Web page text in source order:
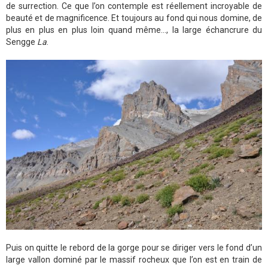
de surrection. Ce que l’on contemple est réellement incroyable de
beauté et de magnificence. Et toujours au fond qui nous domine, de
plus en plus en plus loin quand même…, la large échancrure du
Sengge La
Puis on quitte le rebord de la gorge pour se diriger vers le fond d’un
large vallon dominé par le massif rocheux que l’on est en train de